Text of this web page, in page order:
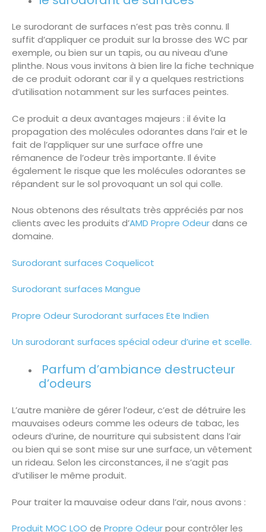
Le surodorant de surfaces n’est pas très connu. Il
suffit d’appliquer ce produit sur la brosse des WC par
exemple, ou bien sur un tapis, ou au niveau d’une
plinthe. Nous vous invitons à bien lire la fiche technique
de ce produit odorant car il y a quelques restrictions
d’utilisation notamment sur les surfaces peintes.
Ce produit a deux avantages majeurs : il évite la
propagation des molécules odorantes dans l’air et le
fait de l’appliquer sur une surface offre une
rémanence de l’odeur très importante. Il évite
également le risque que les molécules odorantes se
répandent sur le sol provoquant un sol qui colle.
Nous obtenons des résultats très appréciés par nos
clients avec les produits d’AMD Propre Odeurdans ce
domaine.
Surodorant surfaces Coquelicot
Surodorant surfaces Mangue
Propre Odeur Surodorant surfaces Ete Indien
Un surodorant surfaces spécial odeur d’urine et scelle.
Parfum d’ambiance destructeur
d’odeurs
L’autre manière de gérer l’odeur, c’est de détruire les
mauvaises odeurs comme les odeurs de tabac, les
odeurs d’urine, de nourriture qui subsistent dans l’air
ou bien qui se sont mise sur une surface, un vêtement
un rideau. Selon les circonstances, il ne s’agit pas
d’utiliser le même produit.
Pour traiter la mauvaise odeur dans l’air, nous avons :
Produit MOC LOO de Propre Odeurpour contrôler les